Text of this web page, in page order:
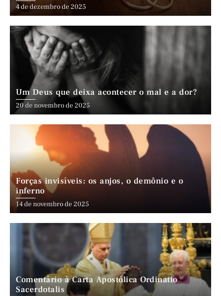
4 de dezembro de 2025
Um Deus que deixa acontecer o mal e a dor?
20 de novembro de 2025
Forças invisíveis: os anjos, o demônio e o
inferno
14 de novembro de 2025
Comentário à Carta Apostólica Ordinatio
Sacerdotalis